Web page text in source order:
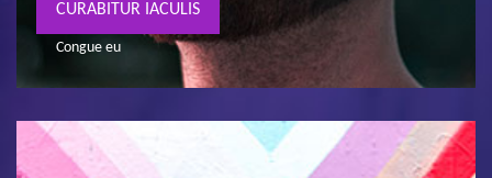
CURABITUR IACULIS
Congue eu